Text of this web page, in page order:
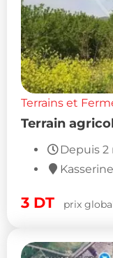
Terrains et
Terrain
Depuis 2
Kasserine
3 DT prix